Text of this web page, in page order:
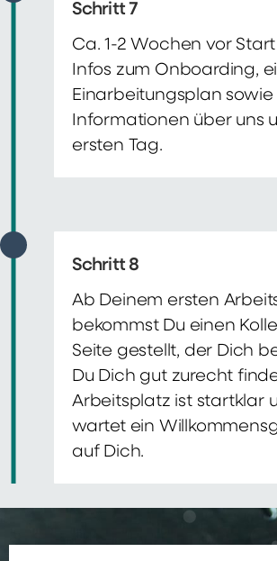
Schritt 7
Ca. 1-2 Wochen vor
Infos zum Onboarding,
Einarbeitungsplan sowie
Informationen über uns
ersten Tag.
Schritt 8
Ab Deinem ersten
bekommst Du einen
Seite gestellt, der Dich
Du Dich gut zurecht
Arbeitsplatz ist startklar
wartet ein
auf Dich.